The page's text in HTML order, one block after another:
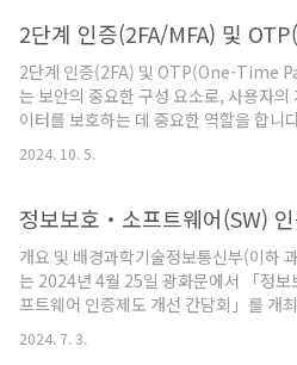
Separation)개념인터넷망과 업무망을
말과 네트워크로 완벽히 분리특징가장 높
보안성 제공개인정보 처리 PC에서 인터
불가능하여 악성코드나 공격 차단 효과
용자 불편 증가, 업무 생산성 저하 우려망
션(스토리지, VDI 등) 별도 구축 필요하여
영역을 논리적으로 분..
2단계 인증(2FA) 및 OTP(One-Time
는 보안의 중요한 구성 요소로, 사용자의
이터를 보호하는 데 중요한 역할을 합니
Service) 서비스에 대한 정리입니다.2단
결합하여 사용자의 신원을 확인하는 방법
번째 요소는 일반적으로 비밀번호와 같은
의 인증이고, 두 번째 요소는 OTP나 생
은 소유 기반 또는 생체 기반의 인증입니
다.OTP(One-Time Password) 개요
세션 또는 거래에서만 유효한 일회용 비밀
2024. 10. 5.
개요 및 배경과학기술정보통신부(이하
는 2024년 4월 25일 광화문에서 「정
프트웨어 인증제도 개선 간담회」를 개
된 '기업의 인증 획득 부담 완화를 위한 인
2024. 7. 3.